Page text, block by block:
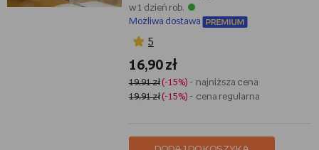
w 1 dzień rob.
Możliwa dostawa
5
16,90 zł
19,91 zł(-15%) - najniższa cena
19,91 zł(-15%) - cena regularna